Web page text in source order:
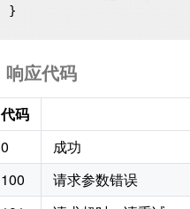
响应代码
代码
0
成功
100
请求参数错误